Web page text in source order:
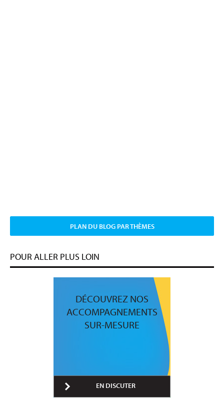
PLAN DU BLOG PAR THÈMES
POUR ALLER PLUS LOIN
DÉCOUVREZ NOS
ACCOMPAGNEMENTS
SUR-MESURE
EN DISCUTER